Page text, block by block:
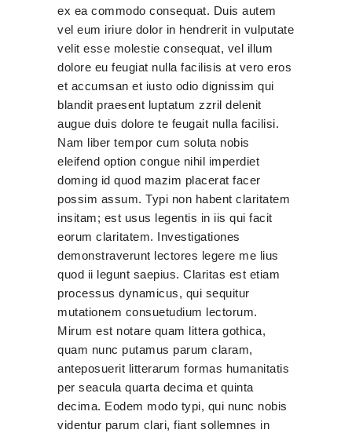
ex ea commodo consequat. Duis autem
vel eum iriure dolor in hendrerit in vulputate
velit esse molestie consequat, vel illum
dolore eu feugiat nulla facilisis at vero eros
et accumsan et iusto odio dignissim qui
blandit praesent luptatum zzril delenit
augue duis dolore te feugait nulla facilisi.
Nam liber tempor cum soluta nobis
eleifend option congue nihil imperdiet
doming id quod mazim placerat facer
possim assum. Typi non habent claritatem
insitam; est usus legentis in iis qui facit
eorum claritatem. Investigationes
demonstraverunt lectores legere me lius
quod ii legunt saepius. Claritas est etiam
processus dynamicus, qui sequitur
mutationem consuetudium lectorum.
Mirum est notare quam littera gothica,
quam nunc putamus parum claram,
anteposuerit litterarum formas humanitatis
per seacula quarta decima et quinta
decima. Eodem modo typi, qui nunc nobis
videntur parum clari, fiant sollemnes in